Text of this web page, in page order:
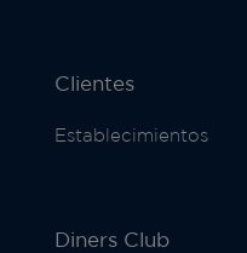
Clientes
Establecimientos
Diners Club